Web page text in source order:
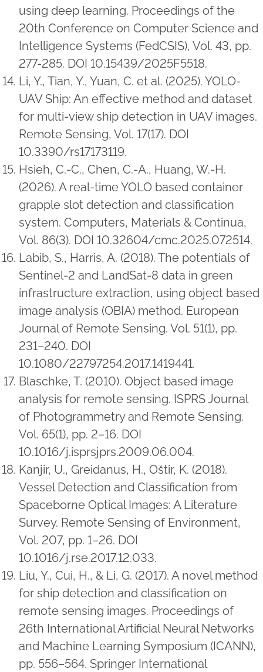
using deep learning. Proceedings of the
20th Conference on Computer Science and
Intelligence Systems (FedCSIS), Vol. 43, pp.
277-285. DOI 10.15439/2025F5518.
Li, Y., Tian, Y., Yuan, C. et al. (2025). YOLO-
UAV Ship: An effective method and dataset
for multi-view ship detection in UAV images.
Remote Sensing, Vol. 17(17). DOI
10.3390/rs17173119.
Hsieh, C.-C., Chen, C.-A., Huang, W.-H.
(2026). A real-time YOLO based container
grapple slot detection and classification
system. Computers, Materials & Continua,
Vol. 86(3). DOI 10.32604/cmc.2025.072514.
Labib, S., Harris, A. (2018). The potentials of
Sentinel-2 and LandSat-8 data in green
infrastructure extraction, using object based
image analysis (OBIA) method. European
Journal of Remote Sensing. Vol. 51(1), pp.
231–240. DOI
10.1080/22797254.2017.1419441.
Blaschke, T. (2010). Object based image
analysis for remote sensing. ISPRS Journal
of Photogrammetry and Remote Sensing.
Vol. 65(1), pp. 2–16. DOI
10.1016/j.isprsjprs.2009.06.004.
Kanjir, U., Greidanus, H., Oštir, K. (2018).
Vessel Detection and Classification from
Spaceborne Optical Images: A Literature
Survey. Remote Sensing of Environment,
Vol. 207, pp. 1–26. DOI
10.1016/j.rse.2017.12.033.
Liu, Y., Cui, H., & Li, G. (2017). A novel method
for ship detection and classification on
remote sensing images. Proceedings of
26th International Artificial Neural Networks
and Machine Learning Symposium (ICANN),
pp. 556–564. Springer International